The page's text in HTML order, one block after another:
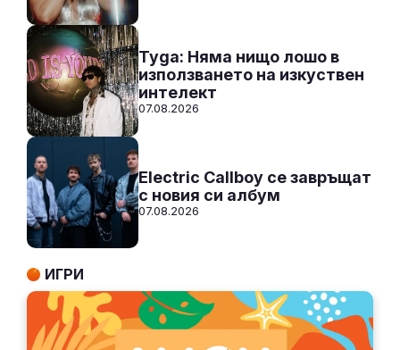
Tyga: Няма нищо лошо в
използването на изкуствен
интелект
07.08.2026
Electric Callboy се завръщат
с новия си албум
07.08.2026
ИГРИ